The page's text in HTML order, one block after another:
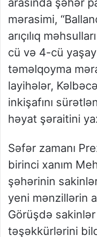
arasında şəhər
mərasimi,
arıçılıq
cü və 4-cü
təməlqoyma
layihələr,
inkişafını
həyat şəraitini
Səfər zamanı
birinci xanım
şəhərinin
yeni mənzillərin
Görüşdə
təşəkkürlərini